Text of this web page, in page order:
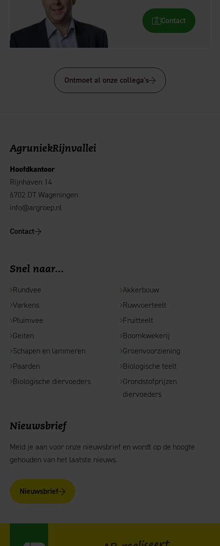
Contact
Ontmoet al onze collega's
AgruniekRijnvallei
Hoofdkantoor
Rijnhaven 14
6702 DT Wageningen
info@argroep.nl
Contact
Snel naar...
Rundvee
Varkens
Pluimvee
Geiten
Schapen en lammeren
Paarden
Biologische diervoeders
Akkerbouw
Ruwvoerteelt
Fruitteelt
Boomkwekerij
Groenvoorziening
Biologische teelt
Grondstofprijzen
diervoeders
Nieuwsbrief
Meld je aan voor onze nieuwsbrief en wordt op de hoogte
gehouden van het laatste nieuws.
Nieuwsbrief